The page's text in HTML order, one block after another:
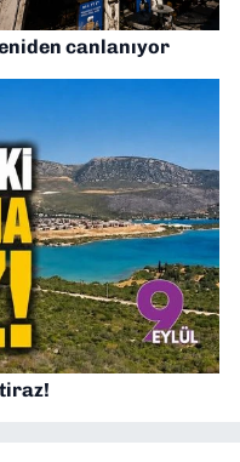
canlanıyor